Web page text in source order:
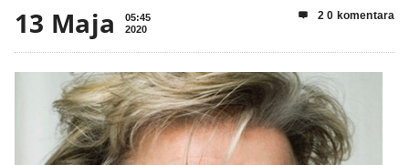
13 Maja
05:45
2020
 2 0 komentara